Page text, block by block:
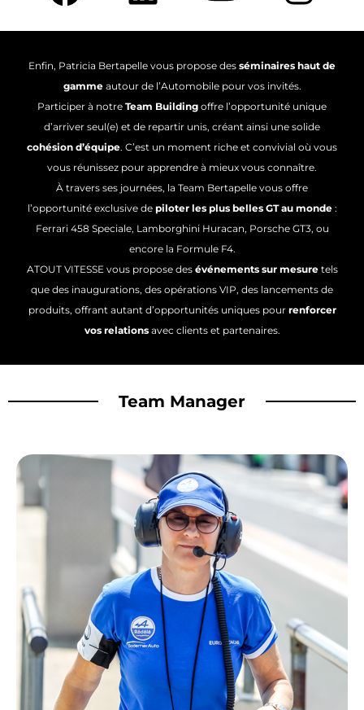
Enfin, Patricia Bertapelle vous propose des séminaires haut de
gammeautour de l’Automobile pour vos invités.
Participer à notre Team Building offre l’opportunité unique
d’arriver seul(e) et de repartir unis, créant ainsi une solide
cohésion d’équipe. C’est un moment riche et convivial où vous
vous réunissez pour apprendre à mieux vous connaître.
À travers ses journées, la Team Bertapelle vous offre
l’opportunité exclusive de piloter les plus belles GT au monde:
Ferrari 458 Speciale, Lamborghini Huracan, Porsche GT3, ou
encore la Formule F4.
ATOUT VITESSE vous proposedes événements sur mesuretels
que des inaugurations, des opérations VIP, des lancements de
produits, offrant autant d’opportunités uniques pour renforcer
vos relationsavec clients et partenaires.
Team Manager